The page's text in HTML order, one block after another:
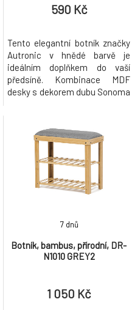
590 Kč
Tento elegantní botník značky
Autronic v hnědé barvě je
ideálním doplňkem do vaší
předsíně. Kombinace MDF
desky s dekorem dubu Sonoma
kousek, který se hodí do
jakéhokoli interiéru. Tři
praktické police nabízejí
dostatek prostoru pro
uspořádání vaší obuvi, zatímco
horní deska může slo
Botník, bambus, přírodní, DR-
N1010 GREY2
7 dnů
1 050 Kč